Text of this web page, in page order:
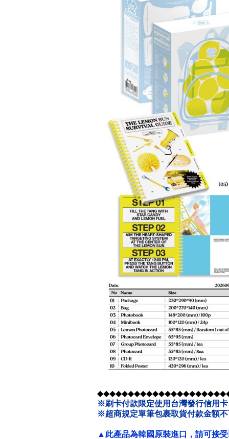
※刷卡付款限定使用台灣發行信用卡
※超商規定單筆包裹取貨付款金額
▲此產品為韓國原裝進口，請可接